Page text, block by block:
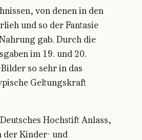
von denen in den
und so der Fantasie
gab. Durch die
im 19. und 20.
so sehr in das
Geltungskraft
Hochstift Anlass,
der Kinder- und